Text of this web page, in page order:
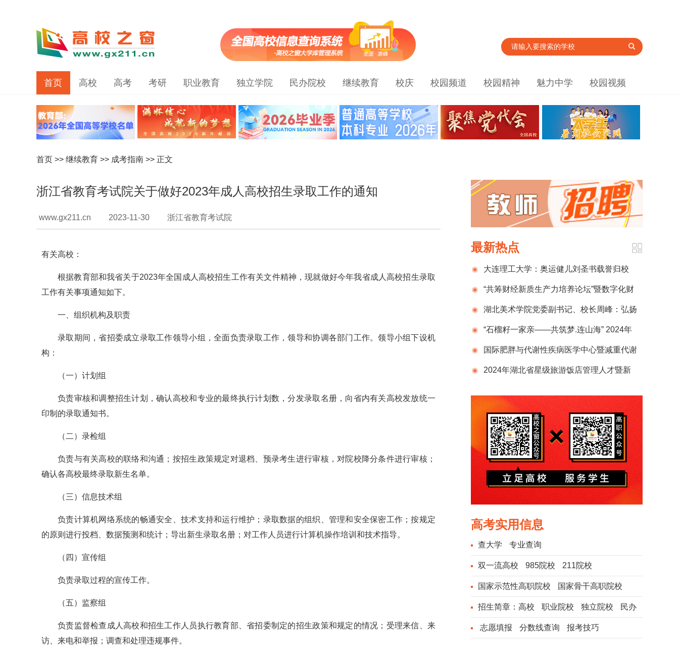
首页 高校 高考 考研 职业教育 独立学院 民办院校 继续教育 校庆 校园频道 校园精神 魅力中学 校园视频
首页 >> 继续教育 >> 成考指南 >> 正文
浙江省教育考试院关于做好2023年成人高校招生录取工作的通知
www.gx211.cn 2023-11-30 浙江省教育考试院
有关高校：
根据教育部和我省关于2023年全国成人高校招生工作有关文件精神，现就做好今年我省成人高校招生录取
工作有关事项通知如下。
一、组织机构及职责
录取期间，省招委成立录取工作领导小组，全面负责录取工作，领导和协调各部门工作。领导小组下设机
构：
（一）计划组
负责审核和调整招生计划，确认高校和专业的最终执行计划数，分发录取名册，向省内有关高校发放统一
印制的录取通知书。
（二）录检组
负责与有关高校的联络和沟通；按招生政策规定对退档、预录考生进行审核，对院校降分条件进行审核；
确认各高校最终录取新生名单。
（三）信息技术组
负责计算机网络系统的畅通安全、技术支持和运行维护；录取数据的组织、管理和安全保密工作；按规定
的原则进行投档、数据预测和统计；导出新生录取名册；对工作人员进行计算机操作培训和技术指导。
（四）宣传组
负责录取过程的宣传工作。
（五）监察组
负责监督检查成人高校和招生工作人员执行教育部、省招委制定的招生政策和规定的情况；受理来信、来
访、来电和举报；调查和处理违规事件。
最新热点
大连理工大学：奥运健儿刘圣书载誉归校
“共筹财经新质生产力培养论坛”暨数字化财
税行业产教融合共同体2024年半年度总结计划
发布会在京成功举办
湖北美术学院党委副书记、校长周峰：弘扬
新时代教育家精神 锻造新百年湖美良师
“石榴籽一家亲——共筑梦.连山海” 2024年
那曲市小学生赴辽宁社会实践活动圆满结束
国际肥胖与代谢性疾病医学中心暨减重代谢
外科国家级示范单位正式揭牌，开启肥胖管理
2024年湖北省星级旅游饭店管理人才暨新
高考实用信息
查大学 专业查询
双一流高校 985院校 211院校
国家示范性高职院校 国家骨干高职院校
招生简章： 高校 职业院校 独立院校 民办
院校志愿填报 分数线查询 报考技巧